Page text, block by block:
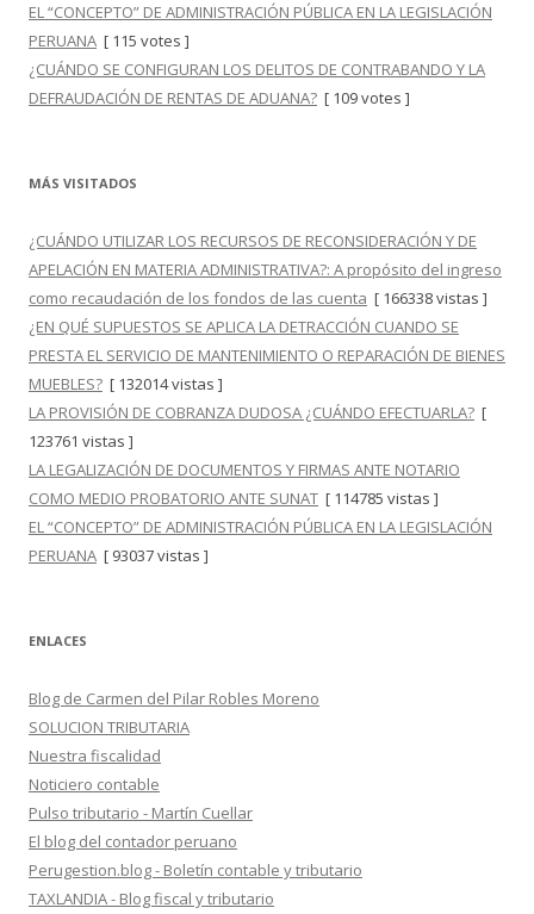
EL “CONCEPTO” DE ADMINISTRACIÓN PÚBLICA EN LA LEGISLACIÓN
PERUANA [ 115 votes ]
¿CUÁNDO SE CONFIGURAN LOS DELITOS DE CONTRABANDO Y LA
DEFRAUDACIÓN DE RENTAS DE ADUANA? [ 109 votes ]
MÁS VISITADOS
¿CUÁNDO UTILIZAR LOS RECURSOS DE RECONSIDERACIÓN Y DE
APELACIÓN EN MATERIA ADMINISTRATIVA?: A propósito del ingreso
como recaudación de los fondos de las cuenta [ 166338 vistas ]
¿EN QUÉ SUPUESTOS SE APLICA LA DETRACCIÓN CUANDO SE
PRESTA EL SERVICIO DE MANTENIMIENTO O REPARACIÓN DE BIENES
MUEBLES? [ 132014 vistas ]
LA PROVISIÓN DE COBRANZA DUDOSA ¿CUÁNDO EFECTUARLA? [
123761 vistas ]
LA LEGALIZACIÓN DE DOCUMENTOS Y FIRMAS ANTE NOTARIO
COMO MEDIO PROBATORIO ANTE SUNAT [ 114785 vistas ]
EL “CONCEPTO” DE ADMINISTRACIÓN PÚBLICA EN LA LEGISLACIÓN
PERUANA [ 93037 vistas ]
ENLACES
Blog de Carmen del Pilar Robles Moreno
SOLUCION TRIBUTARIA
Nuestra fiscalidad
Noticiero contable
Pulso tributario - Martín Cuellar
El blog del contador peruano
Perugestion.blog - Boletín contable y tributario
TAXLANDIA - Blog fiscal y tributario